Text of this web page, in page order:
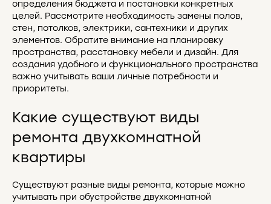
определения бюджета и постановки конкретных
целей. Рассмотрите необходимость замены полов,
стен, потолков, электрики, сантехники и других
элементов. Обратите внимание на планировку
пространства, расстановку мебели и дизайн. Для
создания удобного и функционального пространства
важно учитывать ваши личные потребности и
приоритеты.
Какие существуют виды
ремонта двухкомнатной
квартиры
Существуют разные виды ремонта, которые можно
учитывать при обустройстве двухкомнатной